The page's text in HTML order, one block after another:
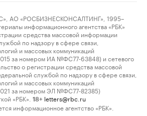
АО «РОСБИЗНЕСКОНСАЛТИНГ», 1995–
информационного агентства «РБК»
средства массовой информации
по надзору в сфере связи,
и массовых коммуникаций
за номером ИА №ФС77-63848) и сетевого
о регистрации средства массовой
службой по надзору в сфере связи,
и массовых коммуникаций
за номером ЭЛ №ФС77-82385)
«РБК».
18+ letters@rbc.ru
информационное агентство «РБК».